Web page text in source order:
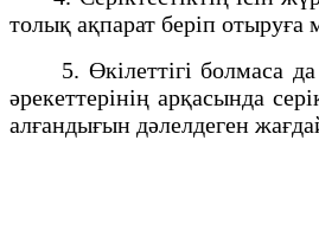
толық ақпарат берiп отыруға
5. Өкiлеттiгi болмаса да
әрекеттерiнiң арқасында
алғандығын дәлелдеген